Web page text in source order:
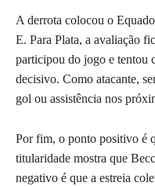
A derrota colocou o
E. Para Plata, a avaliação
participou do jogo e tentou
decisivo. Como atacante,
gol ou assistência nos
Por fim, o ponto positivo é
titularidade mostra que
negativo é que a estreia